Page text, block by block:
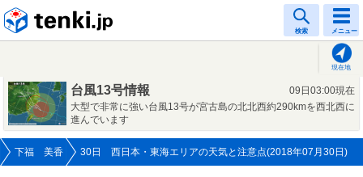
検索 メニュー
現在地
台風13号情報
09日03:00現在
大型で非常に強い台風13号が宮古島の北北西約290kmを西北西に
進んでいます
下福 美香 30日 西日本・東海エリアの天気と注意点(2018年07月30日)